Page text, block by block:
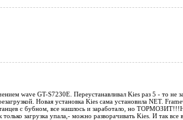
wave GT-S7230E. Переустанавливал Kies раз 5 - то не
Новая установка Kies сама установила NET.
с бубном, все нашлось и заработало, но
загрузка упала,- можно разворачивать Kies. И так